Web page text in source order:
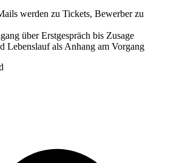
werden zu Tickets, Bewerber zu
über Erstgespräch bis Zusage
Lebenslauf als Anhang am Vorgang